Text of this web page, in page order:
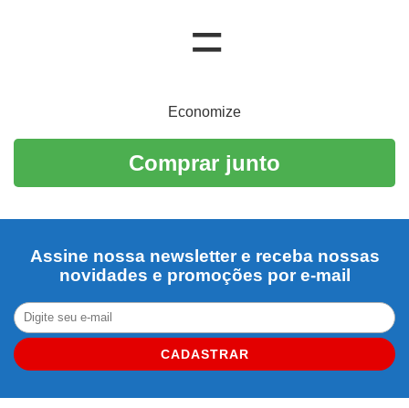
Economize
Comprar junto
Assine nossa newsletter e receba nossas
novidades e promoções por e-mail
CADASTRAR